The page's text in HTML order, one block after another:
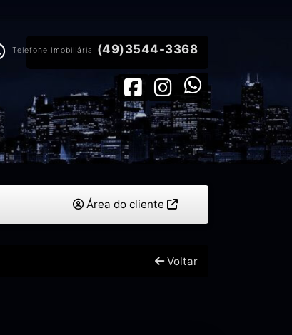
Telefone Imobiliária (49)3544-3368
Área do cliente
Voltar